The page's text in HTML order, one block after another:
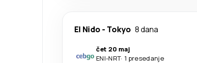
El Nido - Tokyo 8 dana
čet 20 maj
ENI-NRT· 1 presedanje